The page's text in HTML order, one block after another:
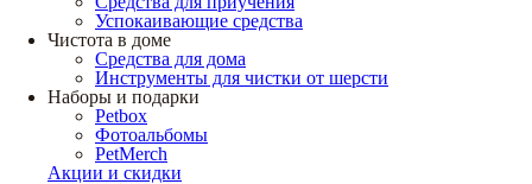
Успокаивающие средства
Чистота в доме
Средства для дома
Инструменты для чистки от шерсти
Наборы и подарки
Petbox
Фотоальбомы
PetMerch
Акции и скидки